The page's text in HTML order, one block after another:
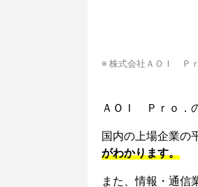
※ 株式会社ＡＯＩ Ｐ
ＡＯＩ Ｐｒｏ．
国内の上場企業の
がわかります。
また、情報・通信